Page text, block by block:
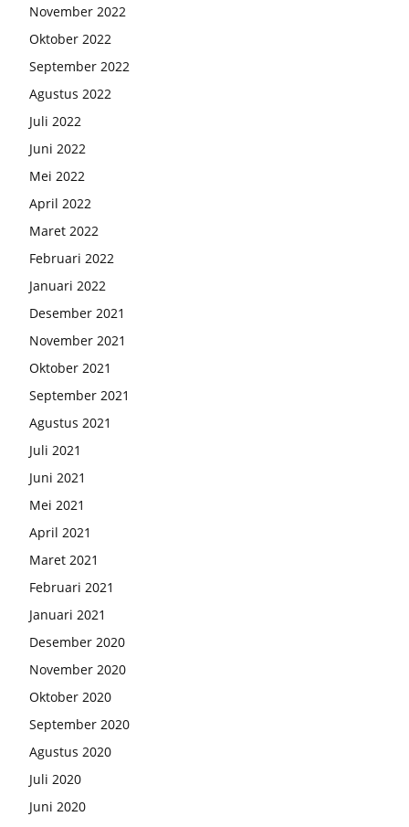
November 2022
Oktober 2022
September 2022
Agustus 2022
Juli 2022
Juni 2022
Mei 2022
April 2022
Maret 2022
Februari 2022
Januari 2022
Desember 2021
November 2021
Oktober 2021
September 2021
Agustus 2021
Juli 2021
Juni 2021
Mei 2021
April 2021
Maret 2021
Februari 2021
Januari 2021
Desember 2020
November 2020
Oktober 2020
September 2020
Agustus 2020
Juli 2020
Juni 2020